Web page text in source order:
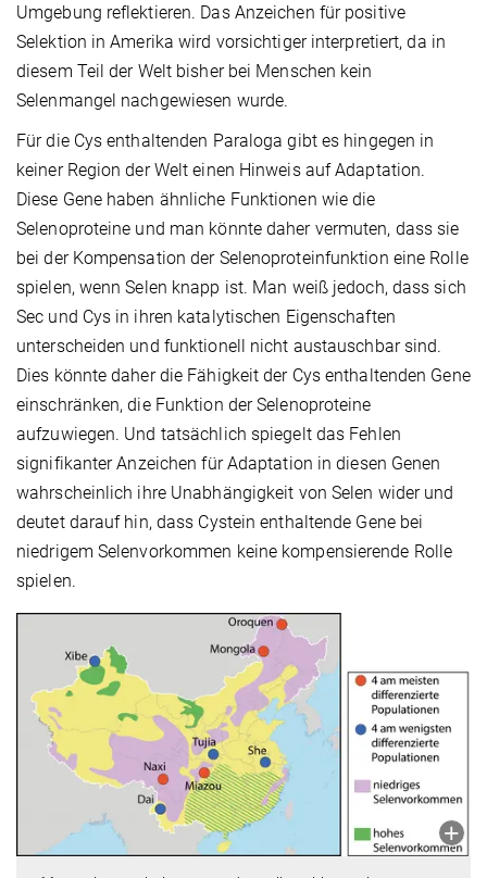
Umgebung reflektieren. Das Anzeichen für positive
Selektion in Amerika wird vorsichtiger interpretiert, da in
diesem Teil der Welt bisher bei Menschen kein
Selenmangel nachgewiesen wurde.
Für die Cys enthaltenden Paraloga gibt es hingegen in
keiner Region der Welt einen Hinweis auf Adaptation.
Diese Gene haben ähnliche Funktionen wie die
Selenoproteine und man könnte daher vermuten, dass sie
bei der Kompensation der Selenoproteinfunktion eine Rolle
spielen, wenn Selen knapp ist. Man weiß jedoch, dass sich
Sec und Cys in ihren katalytischen Eigenschaften
unterscheiden und funktionell nicht austauschbar sind.
Dies könnte daher die Fähigkeit der Cys enthaltenden Gene
einschränken, die Funktion der Selenoproteine
aufzuwiegen. Und tatsächlich spiegelt das Fehlen
signifikanter Anzeichen für Adaptation in diesen Genen
wahrscheinlich ihre Unabhängigkeit von Selen wider und
deutet darauf hin, dass Cystein enthaltende Gene bei
niedrigem Selenvorkommen keine kompensierende Rolle
spielen.